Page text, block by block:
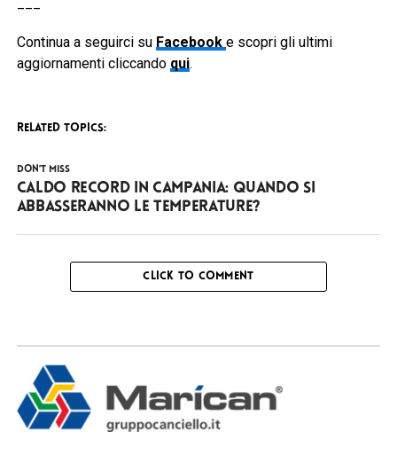
Continua a seguirci su Facebook e scopri gli ultimi
aggiornamenti cliccando qui.
RELATED TOPICS:
DON'T MISS
Caldo record in Campania: quando si
abbasseranno le temperature?
CLICK TO COMMENT